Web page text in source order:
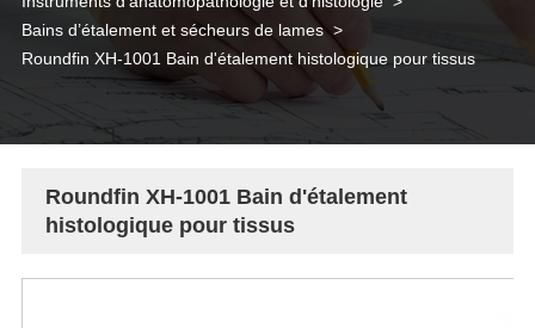
Bains d’étalement et sécheurs de lames >
Roundfin XH-1001 Bain d'étalement histologique pour tissus
Roundfin XH-1001 Bain d'étalement
histologique pour tissus